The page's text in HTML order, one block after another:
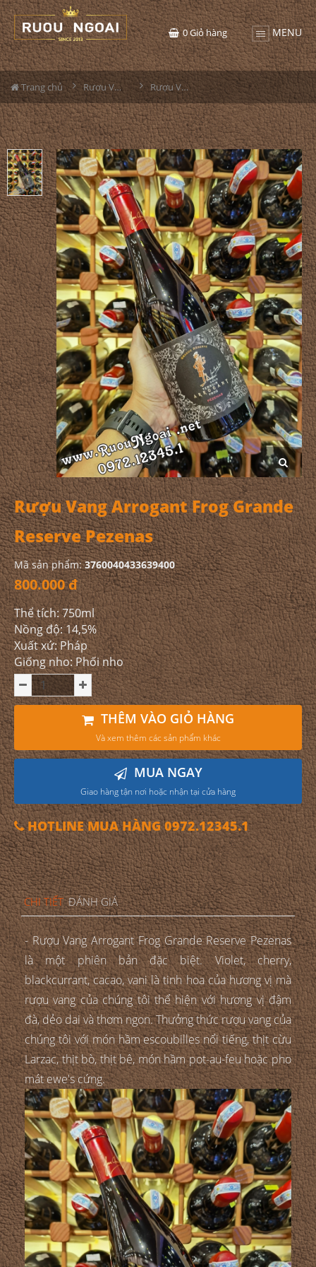
MENU
0Giỏ hàng
Trang chủ Rượu Vang Rượu Vang Arrogant Frog Grande Reserve Pezenas
Rượu Vang Arrogant Frog Grande
Reserve Pezenas
Mã sản phẩm:3760040433639400
800.000 đ
Thể tích: 750ml
Nồng độ: 14,5%
Xuất xứ: Pháp
Giống nho: Phối nho
THÊM VÀO GIỎ HÀNG
Và xem thêm các sản phẩm khác
MUA NGAY
Giao hàng tận nơi hoặc nhận tại cửa hàng
HOTLINE MUA HÀNG 0972.12345.1
CHI TIẾT ĐÁNH GIÁ
- Rượu Vang Arrogant Frog Grande Reserve Pezenas
là một phiên bản đặc biệt. Violet, cherry,
blackcurrant, cacao, vani là tinh hoa của hương vị mà
rượu vang của chúng tôi thể hiện với hương vị đậm
đà, dẻo dai và thơm ngon. Thưởng thức rượu vang của
chúng tôi với món hầm escoubilles nổi tiếng, thịt cừu
Larzac, thịt bò, thịt bê, món hầm pot-au-feu hoặc pho
mát ewe's cứng.